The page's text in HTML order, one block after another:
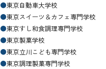
●東京自動車大学校
●東京スイーツ＆カフェ専門学校
●東京すし和食調理専門学校
●東京製菓学校
●東京立川こども専門学校
●東京調理製菓専門学校